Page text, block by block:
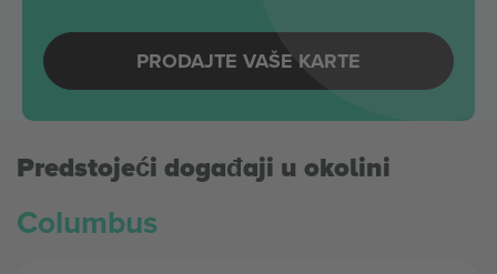
PRODAJTE VAŠE KARTE
Predstojeći događaji u okolini
Columbus